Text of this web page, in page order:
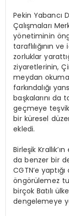
Pekin Yabancı
Çalışmaları
yönetiminin
taraflılığının
zorluklar
ziyaretlerinin,
meydan
farkındalığı
başkalarını
geçmeye
bir küresel
ekledi.
Birleşik
da benzer bir
CGTN’e
öngörülemez
birçok Batılı
dengelemeye